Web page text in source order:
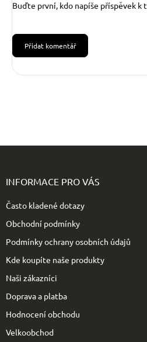
Buďte první, kdo napíše příspěvek k
Přidat komentář
INFORMACE PRO VÁS
Často kladené dotazy
Obchodní podmínky
Podmínky ochrany osobních údajů
Kde koupíte naše produkty
Naši zákazníci
Doprava a platba
Hodnocení obchodu
Velkoobchod